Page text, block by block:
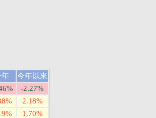
年
今年以來
-2.27%
2.18%
1.70%